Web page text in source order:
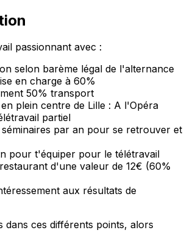
passionnant avec :
selon barème légal de l'alternance
en charge à 60%
50% transport
plein centre de Lille : A l'Opéra
partiel
par an pour se retrouver et
pour t'équiper pour le télétravail
d'une valeur de 12€ (60%
aux résultats de
dans ces différents points, alors